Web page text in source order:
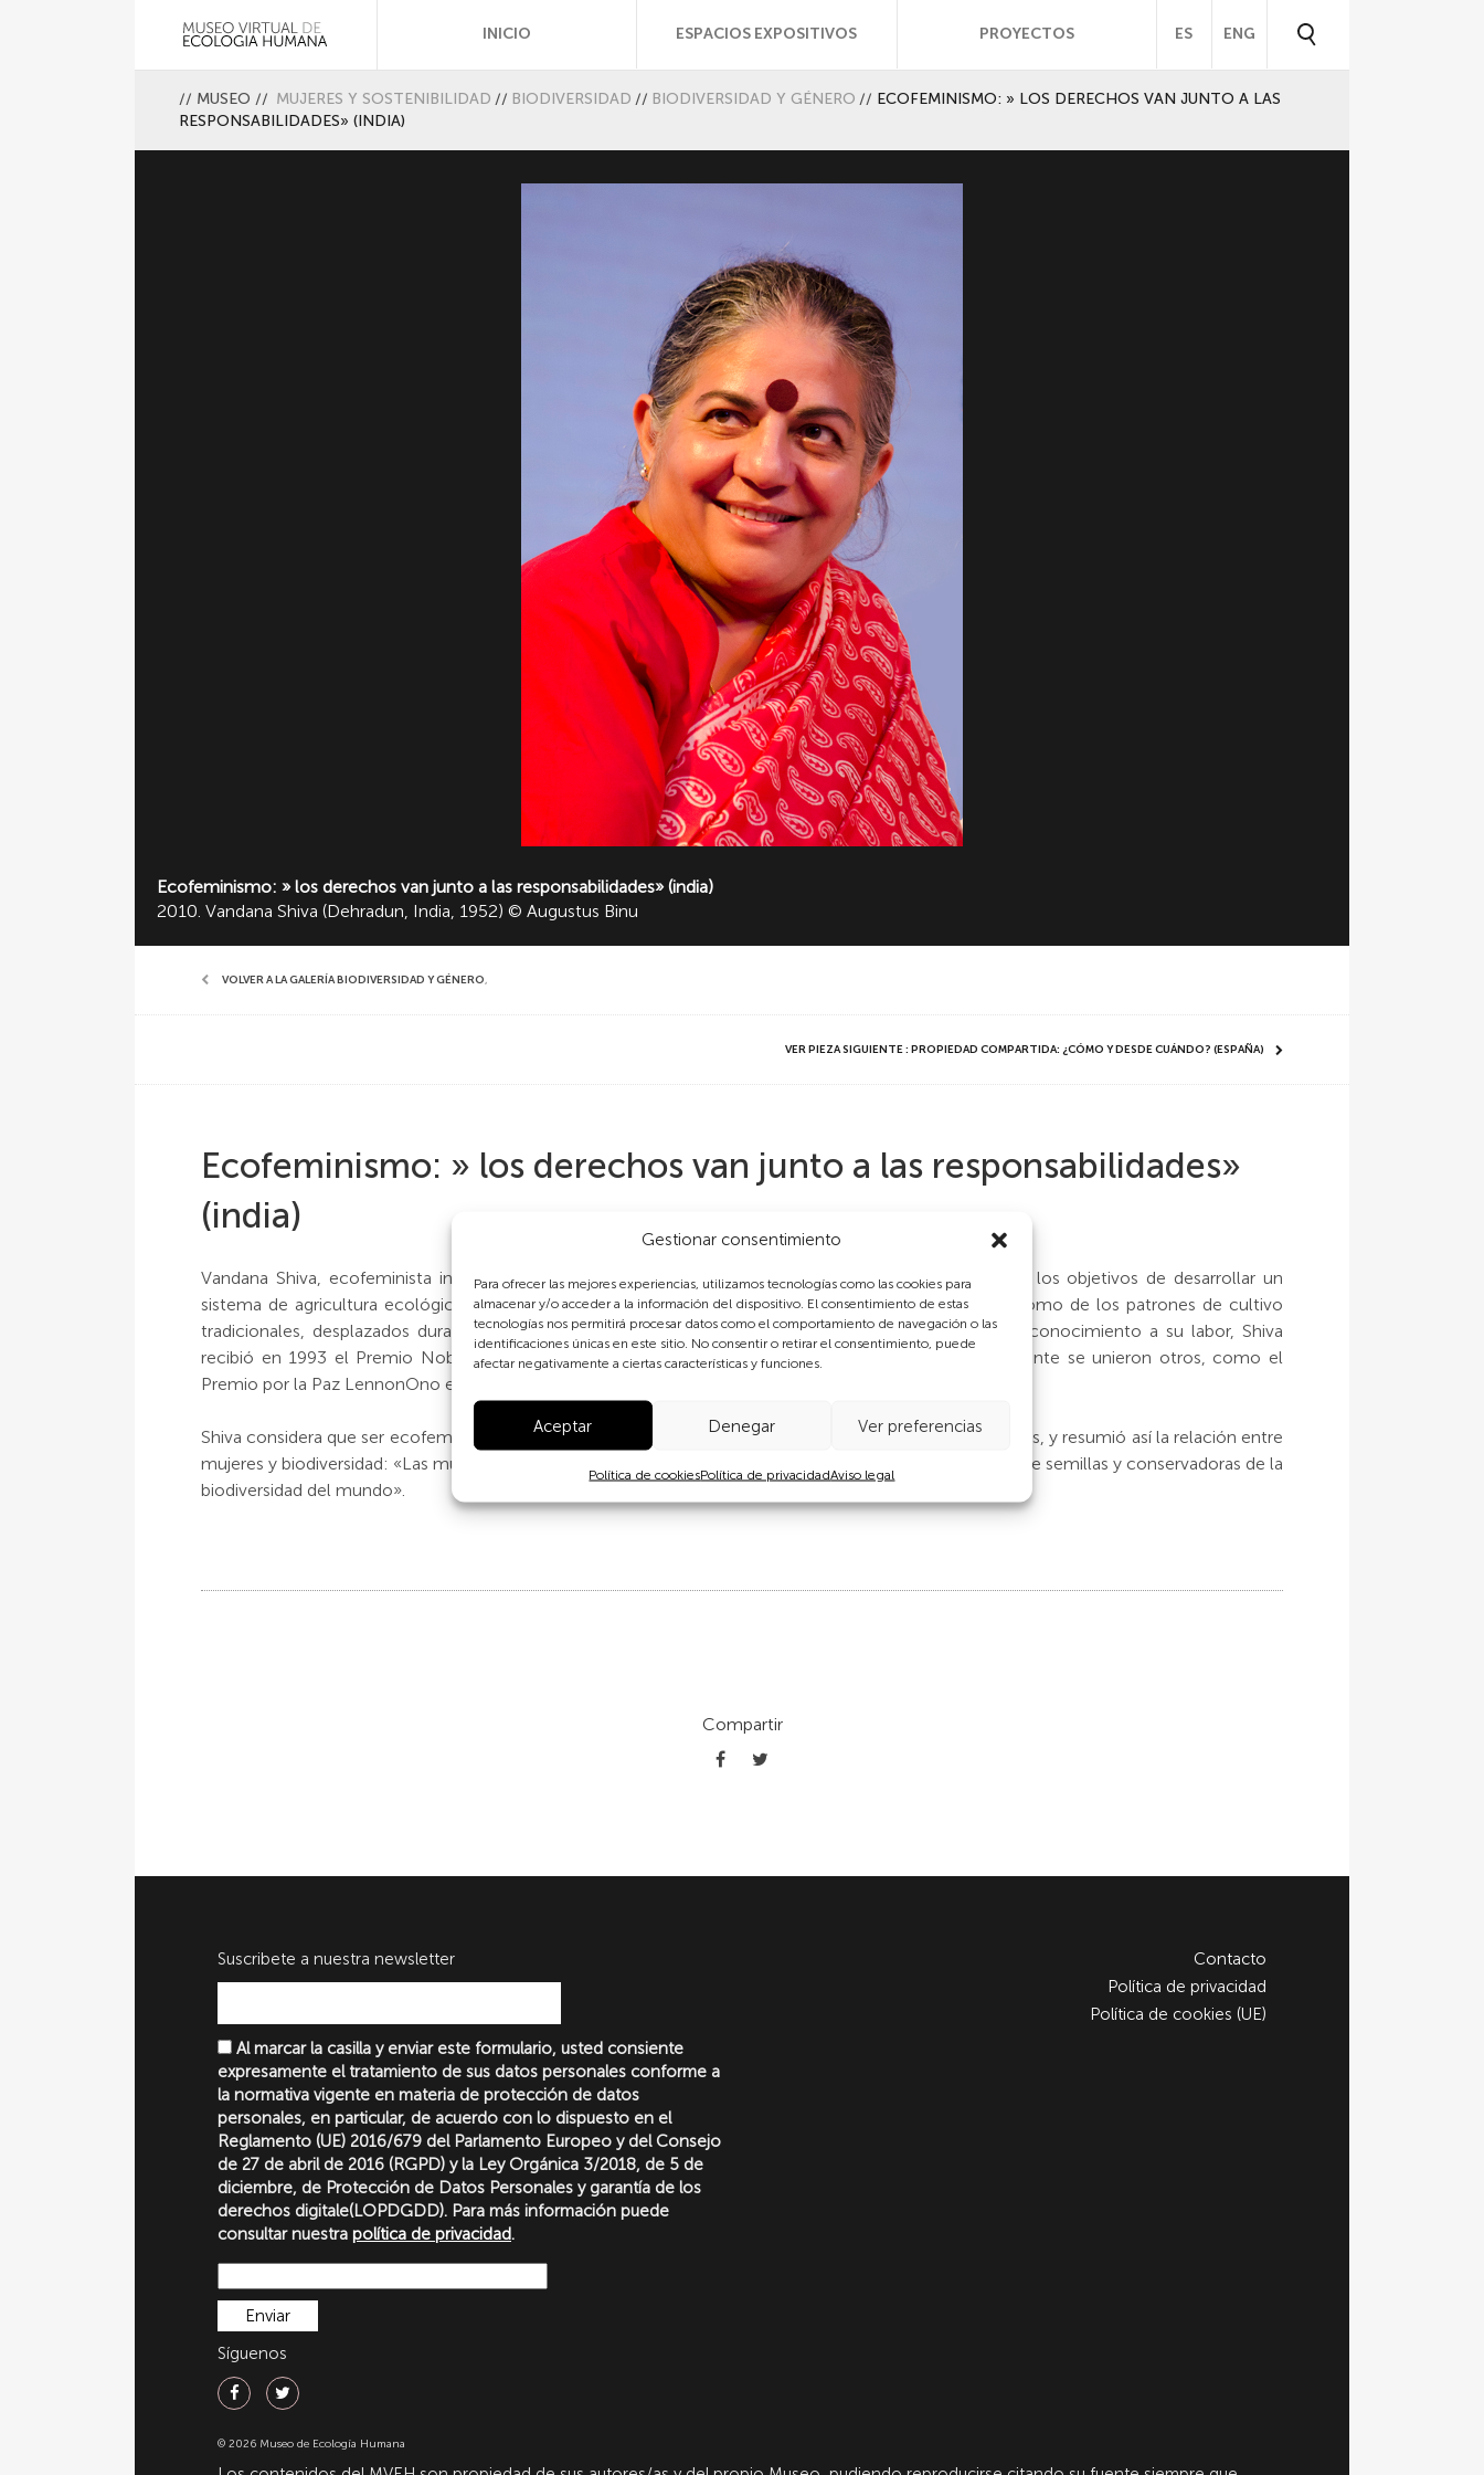
Gestionar consentimiento
Para ofrecer las mejores experiencias, utilizamos tecnologías como las cookies para
almacenar y/o acceder a la información del dispositivo. El consentimiento de estas
tecnologías nos permitirá procesar datos como el comportamiento de navegación o las
identificaciones únicas en este sitio. No consentir o retirar el consentimiento, puede
afectar negativamente a ciertas características y funciones.
Aceptar Denegar Ver preferencias
Política de cookiesPolítica de privacidadAviso legal
INICIO ESPACIOS EXPOSITIVOS PROYECTOS ES ENG
// MUSEO // MUJERES Y SOSTENIBILIDAD // BIODIVERSIDAD // BIODIVERSIDAD Y GÉNERO // ECOFEMINISMO: » LOS DERECHOS VAN JUNTO A LAS
RESPONSABILIDADES» (INDIA)
Ecofeminismo: » los derechos van junto a las responsabilidades» (india)
2010. Vandana Shiva (Dehradun, India, 1952) © Augustus Binu
VOLVER A LA GALERÍA BIODIVERSIDAD Y GÉNERO,
VER PIEZA SIGUIENTE : PROPIEDAD COMPARTIDA: ¿CÓMO Y DESDE CUÁNDO? (ESPAÑA)
Ecofeminismo: » los derechos van junto a las responsabilidades»
(india)
Vandana Shiva, ecofeminista india, creó en 1987 la Fundación Mujeres Diversas por la Diversidad con los objetivos de desarrollar un
sistema de agricultura ecológica y de promover la recuperación tanto de los cultivos autóctonos y como de los patrones de cultivo
tradicionales, desplazados durante la denominadaRevolución Verdepor especies comerciales. En reconocimiento a su labor, Shiva
recibió en 1993 el Premio Nobel Alternativo (o Premio al Sustento Bien Ganado), al que posteriormente se unieron otros, como el
Premio por la Paz LennonOno en 2008 o el Premio Sydney por la Paz en 2010.
Shiva considera que ser ecofeminista implica reconocer que los derechos van junto a las responsabilidades, y resumió así la relación entre
mujeres y biodiversidad: «Las mujeres han sido expertas en semillas, productoras de semillas, selectoras de semillas y conservadoras de la
biodiversidad del mundo».
Compartir
Suscribete a nuestra newsletter
Al marcar la casilla y enviar este formulario, usted consiente
expresamente el tratamiento de sus datos personales conforme a
la normativa vigente en materia de protección de datos
personales, en particular, de acuerdo con lo dispuesto en el
Reglamento (UE) 2016/679 del Parlamento Europeo y del Consejo
de 27 de abril de 2016 (RGPD) y la Ley Orgánica 3/2018, de 5 de
diciembre, de Protección de Datos Personales y garantía de los
derechos digitale(LOPDGDD). Para más información puede
consultar nuestra política de privacidad.
Síguenos
© 2026 Museo de Ecología Humana
Contacto
Política de privacidad
Política de cookies (UE)